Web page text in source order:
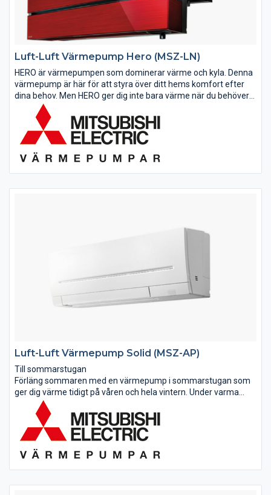
Luft-Luft Värmepump Hero (MSZ-LN)
HERO är värmepumpen som dominerar värme och kyla. Denna
värmepump är här för att styra över ditt hems komfort efter
dina behov. Men HERO ger dig inte bara värme när du behöver
eller kyla en varm sommardag. Värmepumpen har även
egenskaper som I SEE...
Luft-Luft Värmepump Solid (MSZ-AP)
Till sommarstugan
Förläng sommaren med en värmepump i sommarstugan som
ger dig värme tidigt på våren och hela vintern. Under varma
sommardagar ger den svalkande kyla till låg kostnad, mer
pengar i plånboken helt enkelt.
Till...